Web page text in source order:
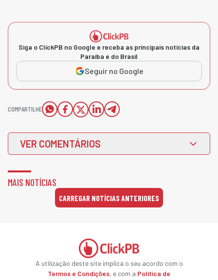
Siga o ClickPB no Google e receba as principais notícias da
Paraíba e do Brasil
Seguir no Google
COMPARTILHE
VER COMENTÁRIOS
MAIS NOTÍCIAS
CARREGAR NOTÍCIAS ANTERIORES
A utilização deste site implica o seu acordo com o
Termos e Condições, e com a Política de